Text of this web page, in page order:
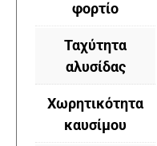
φορτίο
Ταχύτητα
αλυσίδας
Χωρητικότητα
καυσίμου